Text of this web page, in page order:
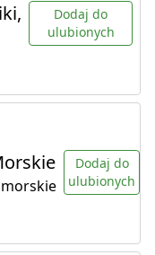
Dodaj do
ulubionych
Dodaj do
ulubionych